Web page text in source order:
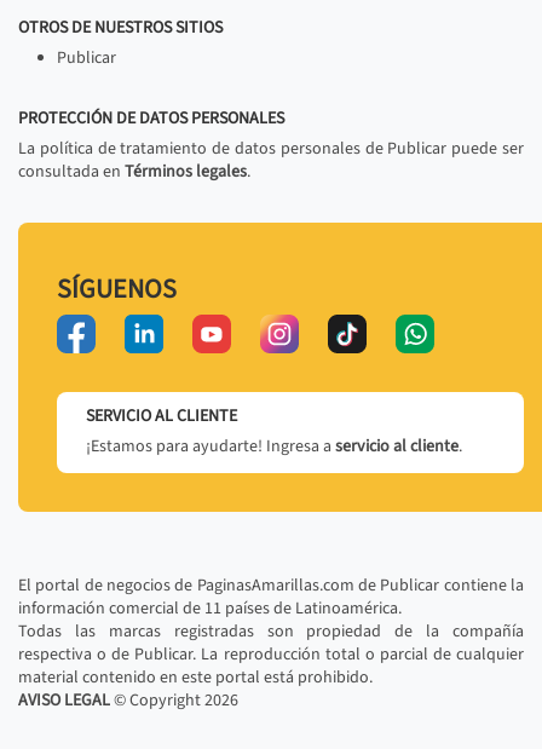
OTROS DE NUESTROS SITIOS
Publicar
PROTECCIÓN DE DATOS PERSONALES
La política de tratamiento de datos personales de Publicar puede ser
consultada en Términos legales.
SÍGUENOS
SERVICIO AL CLIENTE
¡Estamos para ayudarte! Ingresa a servicio al cliente.
El portal de negocios de PaginasAmarillas.com de Publicar contiene la
información comercial de 11 países de Latinoamérica.
Todas las marcas registradas son propiedad de la compañía
respectiva o de Publicar. La reproducción total o parcial de cualquier
material contenido en este portal está prohibido.
AVISO LEGAL© Copyright2026